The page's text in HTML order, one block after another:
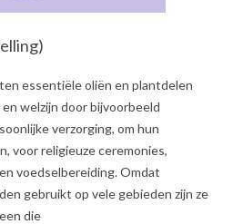
essentiële oliën en plantdelen
welzijn door bijvoorbeeld
verzorging, om hun
voor religieuze ceremonies,
voedselbereiding. Omdat
gebruikt op vele gebieden zijn ze
die